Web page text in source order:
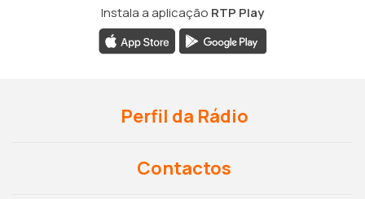
Instala a aplicação RTP Play
Perfil da Rádio
Contactos